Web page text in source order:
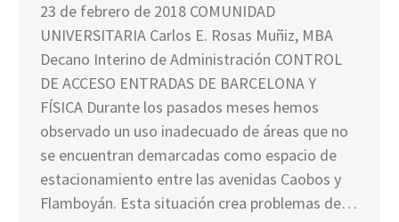
23 de febrero de 2018 COMUNIDAD
UNIVERSITARIA Carlos E. Rosas Muñiz, MBA
Decano Interino de Administración CONTROL
DE ACCESO ENTRADAS DE BARCELONA Y
FÍSICA Durante los pasados meses hemos
observado un uso inadecuado de áreas que no
se encuentran demarcadas como espacio de
estacionamiento entre las avenidas Caobos y
Flamboyán. Esta situación crea problemas de…